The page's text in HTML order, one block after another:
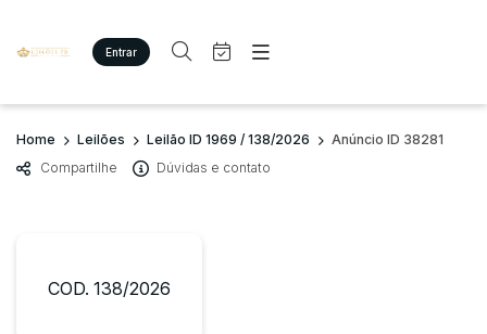
Entrar
Criar conta Entrar
Site
Agenda
Quem Somos
Imóveis
Busca por palavra-chave
Quem Somos
Home Leilões Leilão ID 1969 / 138/2026
Anúncio ID 38281
Compartilhe
Dúvidas e contato
COD. 138/2026